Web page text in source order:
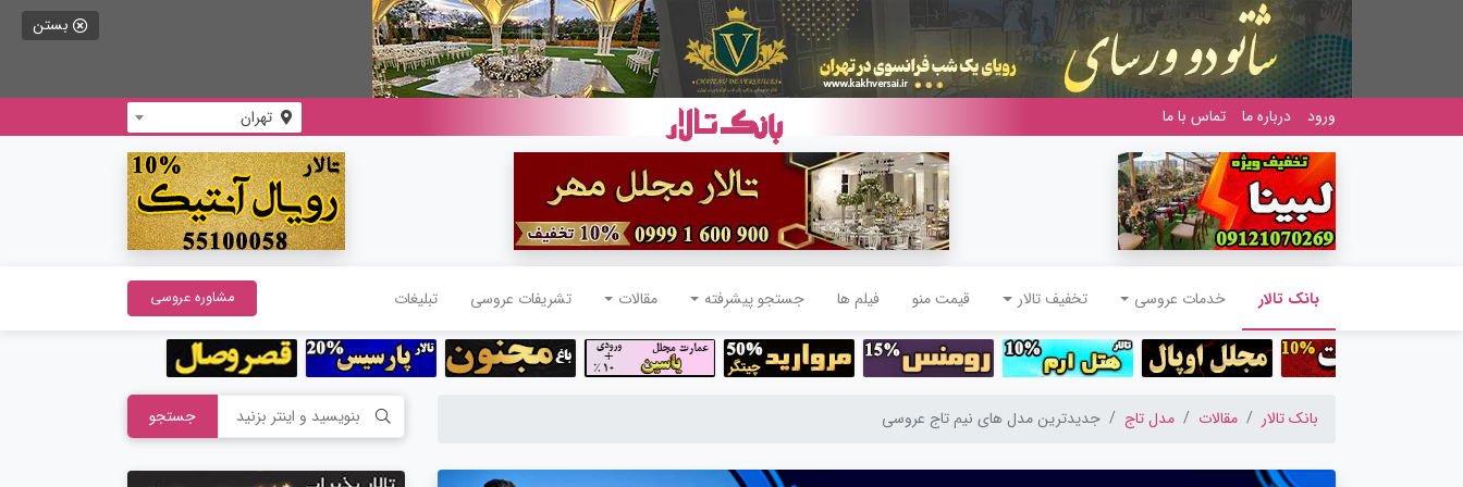
بستن
ورود درباره ما تماس با ما تهران
بانک تالار خدمات عروسی تخفیف تالار قیمت منو فیلم ها جستجو پیشرفته مقالات تشریفات عروسی تبلیغات مشاوره عروسی
بانک تالار مقالات مدل تاج جدیدترین مدل های نیم تاج عروسی جستجو